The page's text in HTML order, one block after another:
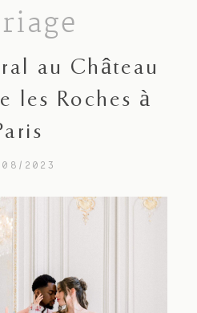
Blog
au Château
les Roches à
2023